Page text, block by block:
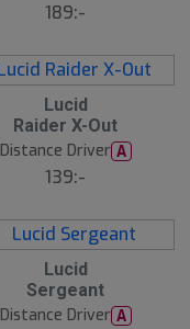
189:-
Lucid
Raider X-Out
Distance Driver A
139:-
Lucid
Sergeant
Distance Driver A